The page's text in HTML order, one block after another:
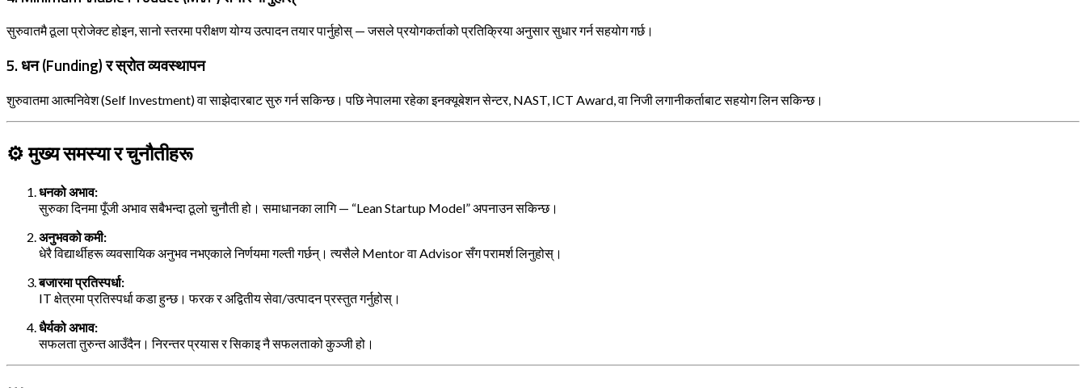
सुरुवातमै ठूला प्रोजेक्ट होइन, सानो स्तरमा परीक्षण योग्य उत्पादन तयार पार्नुहोस् — जसले प्रयोगकर्ताको प्रतिक्रिया अनुसार सुधार गर्न सहयोग गर्छ।
5.धन (Funding) र स्रोत व्यवस्थापन
शुरुवातमा आत्मनिवेश (Self Investment) वा साझेदारबाट सुरु गर्न सकिन्छ। पछि नेपालमा रहेका इनक्यूबेशन सेन्टर, NAST, ICT Award, वा निजी लगानीकर्ताबाट सहयोग लिन सकिन्छ।
⚙️मुख्य समस्या र चुनौतीहरू
धनको अभाव:
सुरुका दिनमा पूँजी अभाव सबैभन्दा ठूलो चुनौती हो। समाधानका लागि — “Lean Startup Model” अपनाउन सकिन्छ।
अनुभवको कमी:
धेरै विद्यार्थीहरू व्यवसायिक अनुभव नभएकाले निर्णयमा गल्ती गर्छन्। त्यसैले Mentor वा Advisor सँग परामर्श लिनुहोस्।
बजारमा प्रतिस्पर्धा:
IT क्षेत्रमा प्रतिस्पर्धा कडा हुन्छ। फरक र अद्वितीय सेवा/उत्पादन प्रस्तुत गर्नुहोस्।
धैर्यको अभाव:
सफलता तुरुन्त आउँदैन। निरन्तर प्रयास र सिकाइ नै सफलताको कुञ्जी हो।